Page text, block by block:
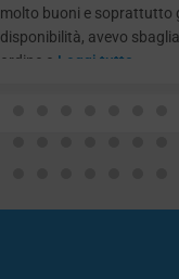
molto buoni e soprattutto
disponibilità, avevo
ordine e Leggi tutto